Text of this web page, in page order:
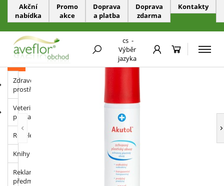
Akční
nabídka
Promo
akce
Doprava
a platba
Doprava
zdarma
Kontakty
cs -
Výběr
jazyka
Akutol - na poranění
KATEGORIE
Zdravotnické
prostředky
Veterinární
přípravky
Repelenty
Knihy
Reklamní
předměty